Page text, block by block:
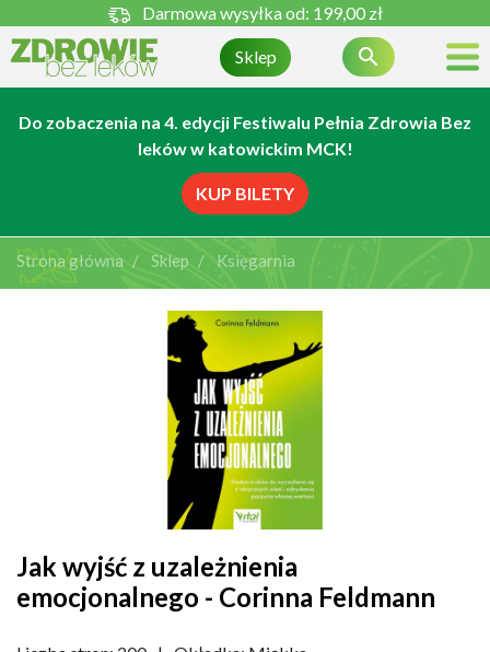
Darmowa wysyłka od: 199,00 zł
Sklep 
Do zobaczenia na 4. edycji Festiwalu Pełnia Zdrowia Bez
leków w katowickim MCK!
KUP BILETY
Strona główna Sklep Księgarnia
Jak wyjść z uzależnienia
emocjonalnego - Corinna Feldmann